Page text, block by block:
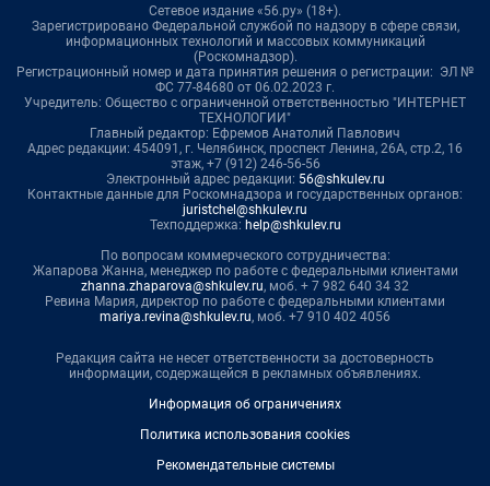
Сетевое издание «56.ру» (18+).
Зарегистрировано Федеральной службой по надзору в сфере связи,
информационных технологий и массовых коммуникаций
(Роскомнадзор).
Регистрационный номер и дата принятия решения о регистрации: ЭЛ №
ФС 77-84680 от 06.02.2023 г.
Учредитель: Общество с ограниченной ответственностью "ИНТЕРНЕТ
ТЕХНОЛОГИИ"
Главный редактор: Ефремов Анатолий Павлович
Адрес редакции: 454091, г. Челябинск, проспект Ленина, 26А, стр.2, 16
этаж, +7 (912) 246-56-56
Электронный адрес редакции: 56@shkulev.ru
Контактные данные для Роскомнадзора и государственных органов:
juristchel@shkulev.ru
Техподдержка: help@shkulev.ru
По вопросам коммерческого сотрудничества:
Жапарова Жанна, менеджер по работе с федеральными клиентами
zhanna.zhaparova@shkulev.ru, моб. + 7 982 640 34 32
Ревина Мария, директор по работе с федеральными клиентами
mariya.revina@shkulev.ru, моб. +7 910 402 4056
Редакция сайта не несет ответственности за достоверность
информации, содержащейся в рекламных объявлениях.
Информация об ограничениях
Политика использования cookies
Рекомендательные системы